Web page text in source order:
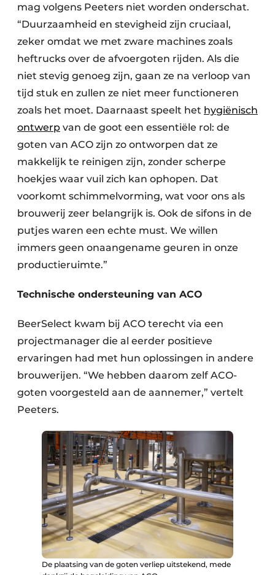
mag volgens Peeters niet worden onderschat.
“Duurzaamheid en stevigheid zijn cruciaal,
zeker omdat we met zware machines zoals
heftrucks over de afvoergoten rijden. Als die
niet stevig genoeg zijn, gaan ze na verloop van
tijd stuk en zullen ze niet meer functioneren
zoals het moet. Daarnaast speelt het hygiënisch
ontwerp van de goot een essentiële rol: de
goten van ACO zijn zo ontworpen dat ze
makkelijk te reinigen zijn, zonder scherpe
hoekjes waar vuil zich kan ophopen. Dat
voorkomt schimmelvorming, wat voor ons als
brouwerij zeer belangrijk is. Ook de sifons in de
putjes waren een echte must. We willen
immers geen onaangename geuren in onze
productieruimte.”
Technische ondersteuning van ACO
BeerSelect kwam bij ACO terecht via een
projectmanager die al eerder positieve
ervaringen had met hun oplossingen in andere
brouwerijen. “We hebben daarom zelf ACO-
goten voorgesteld aan de aannemer,” vertelt
Peeters.
De plaatsing van de goten verliep uitstekend, mede